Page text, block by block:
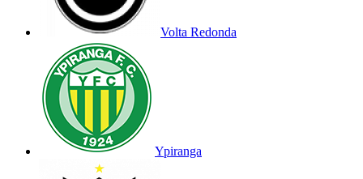
Volta Redonda
Ypiranga